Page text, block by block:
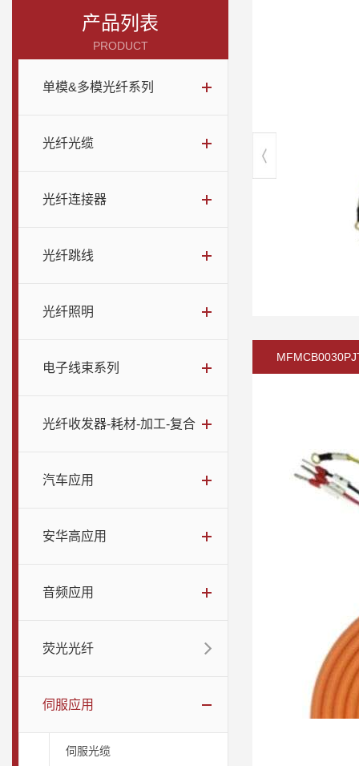
产品列表
PRODUCT
单模&多模光纤系列
光纤光缆
光纤连接器
光纤跳线
光纤照明
电子线束系列
光纤收发器-耗材-加工-复合
汽车应用
安华高应用
音频应用
荧光光纤
伺服应用
伺服光缆